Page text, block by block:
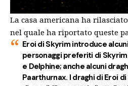
La casa americana ha
nel quale ha riportato queste
Eroi di Skyrim introduce
personaggi preferiti di Skyrim
e Delphine; anche alcuni
Paarthurnax. I draghi di Eroi